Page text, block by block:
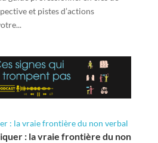
et pistes d’actions
: la vraie frontière du non verbal
: la vraie frontière du non